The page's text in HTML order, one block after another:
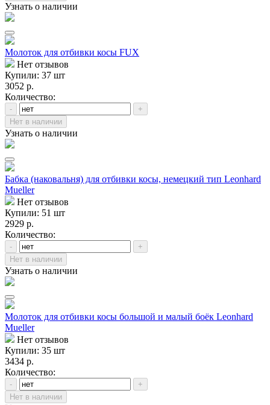
Узнать о наличии
Молоток для отбивки косы FUX
Нет отзывов
Купили: 37 шт
3052 р.
Количество:
-
+
Нет в наличии
Узнать о наличии
Бабка (наковальня) для отбивки косы, немецкий тип Leonhard
Mueller
Нет отзывов
Купили: 51 шт
2929 р.
Количество:
-
+
Нет в наличии
Узнать о наличии
Молоток для отбивки косы большой и малый боёк Leonhard
Mueller
Нет отзывов
Купили: 35 шт
3434 р.
Количество:
-
+
Нет в наличии